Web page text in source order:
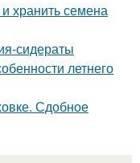
хранить семена
сидераты
летнего
Сдобное